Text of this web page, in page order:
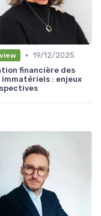
• 19/12/2025
financière des
: enjeux